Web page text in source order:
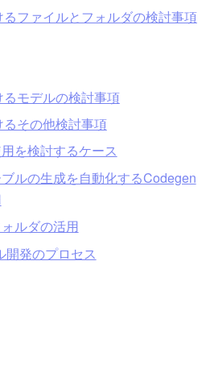
ファイルとフォルダの検討事項
モデルの検討事項
その他検討事項
を検討するケース
ルの生成を自動化するCodegen
ルダの活用
開発のプロセス